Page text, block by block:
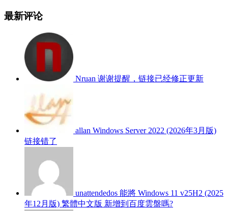
最新评论
Nruan 谢谢提醒，链接已经修正更新
allan Windows Server 2022 (2026年3月版)
链接错了
unattendedos 能將 Windows 11 v25H2 (2025
年12月版) 繁體中文版 新增到百度雲盤嗎?